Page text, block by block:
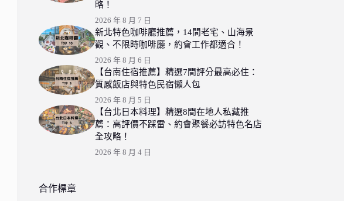
略！
2026 年 8 月 7 日
新北特色咖啡廳推薦，14間老宅、山海景
觀、不限時咖啡廳，約會工作都適合！
2026 年 8 月 6 日
【台南住宿推薦】精選7間評分最高必住：
質感飯店與特色民宿懶人包
2026 年 8 月 5 日
【台北日本料理】精選8間在地人私藏推
薦：高評價不踩雷、約會聚餐必訪特色名店
全攻略！
2026 年 8 月 4 日
合作標章